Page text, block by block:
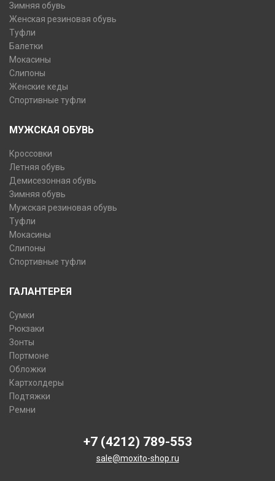
Зимняя обувь
Женская резиновая обувь
Туфли
Балетки
Мокасины
Слипоны
Женские кеды
Спортивные туфли
МУЖСКАЯ ОБУВЬ
Кроссовки
Летняя обувь
Демисезонная обувь
Зимняя обувь
Мужская резиновая обувь
Туфли
Мокасины
Слипоны
Спортивные туфли
ГАЛАНТЕРЕЯ
Сумки
Рюкзаки
Зонты
Портмоне
Обложки
Картхолдеры
Подтяжки
Ремни
+7 (4212) 789-553
sale@moxito-shop.ru